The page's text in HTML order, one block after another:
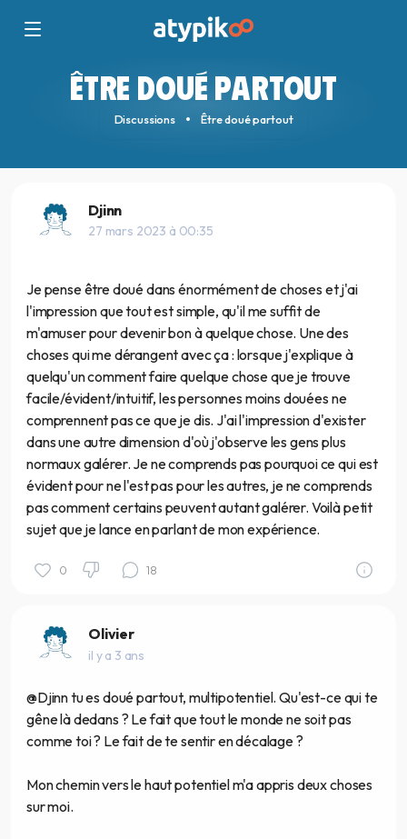
ÊTRE DOUÉ PARTOUT
Discussions Être doué partout
Djinn
27 mars 2023 à 00:35
Je pense être doué dans énormément de choses et j'ai
l'impression que tout est simple, qu'il me suffit de
m'amuser pour devenir bon à quelque chose. Une des
choses qui me dérangent avec ça : lorsque j'explique à
quelqu'un comment faire quelque chose que je trouve
facile/évident/intuitif, les personnes moins douées ne
comprennent pas ce que je dis. J'ai l'impression d'exister
dans une autre dimension d'où j'observe les gens plus
normaux galérer. Je ne comprends pas pourquoi ce qui est
évident pour ne l'est pas pour les autres, je ne comprends
pas comment certains peuvent autant galérer. Voilà petit
sujet que je lance en parlant de mon expérience.
0 18
Olivier
il y a 3 ans
@Djinn tu es doué partout, multipotentiel. Qu'est-ce qui te
gêne là dedans ? Le fait que tout le monde ne soit pas
comme toi ? Le fait de te sentir en décalage ?
Mon chemin vers le haut potentiel m'a appris deux choses
sur moi.